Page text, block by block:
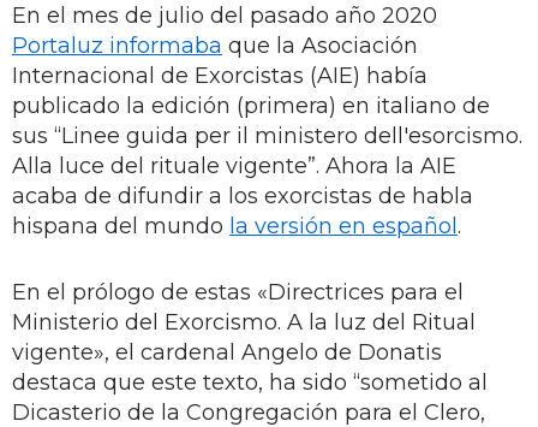
En el mes de julio del pasado año 2020
Portaluz informaba que la Asociación
Internacional de Exorcistas (AIE) había
publicado la edición (primera) en italiano de
sus “Linee guida per il ministero dell'esorcismo.
Alla luce del rituale vigente”. Ahora la AIE
acaba de difundir a los exorcistas de habla
hispana del mundo la versión en español .
En el prólogo de estas «Directrices para el
Ministerio del Exorcismo. A la luz del Ritual
vigente», el cardenal Angelo de Donatis
destaca que este texto, ha sido “sometido al
Dicasterio de la Congregación para el Clero,